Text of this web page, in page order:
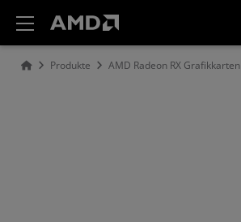
Produkte AMD Radeon RX Grafikkarten